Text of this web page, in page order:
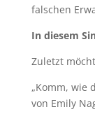
falschen
In diesem
Zuletzt
„Komm, wie
von Emily